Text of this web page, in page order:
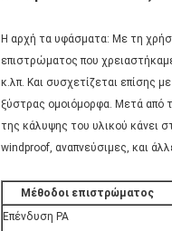
Η αρχή τα υφάσματα: Με τη
επιστρώματος που
κ.λπ. Και συσχετίζεται επίσης
ξύστρας ομοιόμορφα. Μετά από
της κάλυψης του υλικού κάνει
windproof, αναπνεύσιμες, και
Μέθοδοι επιστρώματος
Επένδυση PA